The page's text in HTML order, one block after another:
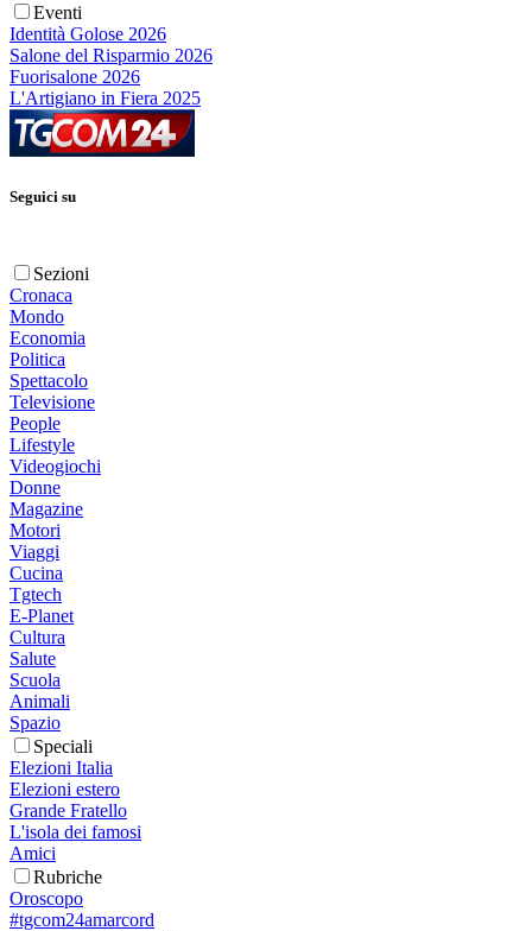
Eventi
Identità Golose 2026
Salone del Risparmio 2026
Fuorisalone 2026
L'Artigiano in Fiera 2025
Seguici su
Sezioni
Cronaca
Mondo
Economia
Politica
Spettacolo
Televisione
People
Lifestyle
Videogiochi
Donne
Magazine
Motori
Viaggi
Cucina
Tgtech
E-Planet
Cultura
Salute
Scuola
Animali
Spazio
Speciali
Elezioni Italia
Elezioni estero
Grande Fratello
L'isola dei famosi
Amici
Rubriche
Oroscopo
#tgcom24amarcord